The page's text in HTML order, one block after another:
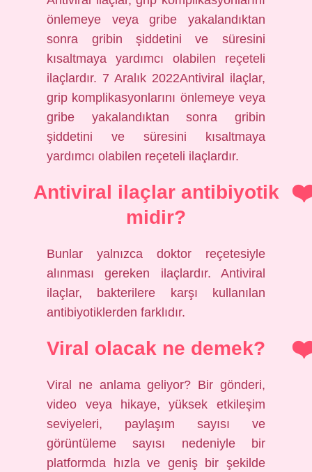
önlemeye veya gribe yakalandıktan
sonra gribin şiddetini ve süresini
kısaltmaya yardımcı olabilen reçeteli
ilaçlardır. 7 Aralık 2022Antiviral ilaçlar,
grip komplikasyonlarını önlemeye veya
gribe yakalandıktan sonra gribin
şiddetini ve süresini kısaltmaya
yardımcı olabilen reçeteli ilaçlardır.
Antiviral ilaçlar antibiyotik
midir?
Bunlar yalnızca doktor reçetesiyle
alınması gereken ilaçlardır. Antiviral
ilaçlar, bakterilere karşı kullanılan
antibiyotiklerden farklıdır.
Viral olacak ne demek?
Viral ne anlama geliyor? Bir gönderi,
video veya hikaye, yüksek etkileşim
seviyeleri, paylaşım sayısı ve
görüntüleme sayısı nedeniyle bir
platformda hızla ve geniş bir şekilde